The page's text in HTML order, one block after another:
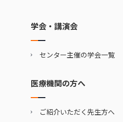
学会・講演会
センター主催の学会一覧
医療機関の方へ
ご紹介いただく先生方へ